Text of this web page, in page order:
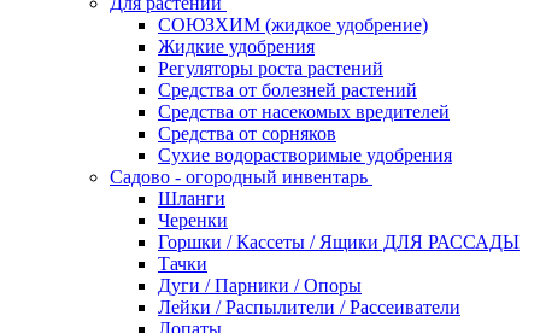
СОЮЗХИМ (жидкое удобрение)
Жидкие удобрения
Регуляторы роста растений
Средства от болезней растений
Средства от насекомых вредителей
Средства от сорняков
Сухие водорастворимые удобрения
Садово - огородный инвентарь
Шланги
Черенки
Горшки / Кассеты / Ящики ДЛЯ РАССАДЫ
Тачки
Дуги / Парники / Опоры
Лейки / Распылители / Рассеиватели
Лопаты